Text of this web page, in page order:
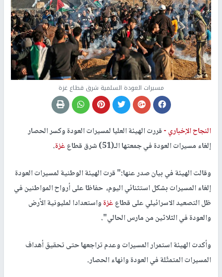
مسيرات العودة السلمية شرق قطاع غزة
النجاح الإخباري -قررت الهيئة العليا لمسيرات العودة وكسر الحصار
إلغاء مسيرات العودة في جمعتها الـ(51) شرق قطاع
غزة.
وقالت الهيئة في بيان صدر عنها:" قرت الهيئة الوطنية لمسيرات العودة
إلغاء المسيرات بشكل استثنائي اليوم، حفاظا على أرواح المواطنين في
ظل التصعيد الاسرائيلي على قطاعغزةواستعدادا لمليونية الأرض
والعودة في الثلاثين من مارس الحالي".
وأكدت الهيئة استمرار المسيرات وعدم تراجعها حتى تحقيق أهداف
المسيرات المتمثّلة في العودة وانهاء الحصار.